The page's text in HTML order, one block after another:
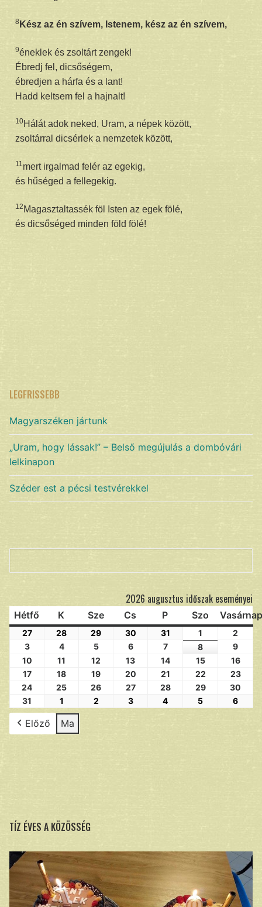
8 Kész az én szívem, Istenem, kész az én szívem,
9éneklek és zsoltárt zengek!
Ébredj fel, dicsőségem,
ébredjen a hárfa és a lant!
Hadd keltsem fel a hajnalt!
10Hálát adok neked, Uram, a népek között,
zsoltárral dicsérlek a nemzetek között,
11mert irgalmad felér az egekig,
és hűséged a fellegekig.
12 Magasztaltassék föl Isten az egek fölé,
és dicsőséged minden föld fölé!
LEGFRISSEBB
Magyarszéken jártunk
„Uram, hogy lássak!” – Belső megújulás a dombóvári
lelkinapon
Széder est a pécsi testvérekkel
2026 augusztus időszak eseményei
Hétfő K Sze Cs P Szo Vasárnap
27 28 29 30 31 1
2
3
4 5 6 7 8
9
10
11 12 13 14 15
16
17
18 19 20 21 22
23
24
25 26 27 28 29
30
31
1 2 3 4 5 6
Előző Ma
TÍZ ÉVES A KÖZÖSSÉG